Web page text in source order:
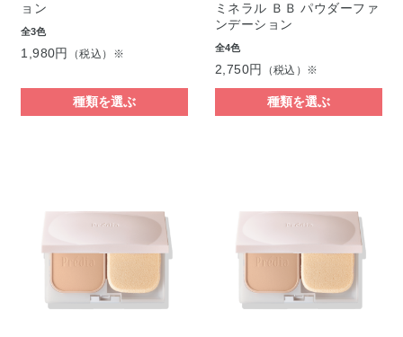
ョン
全3色
1,980円 （税込）※
種類を選ぶ
ミネラル ＢＢ パウダーファ
ンデーション
全4色
2,750円 （税込）※
種類を選ぶ